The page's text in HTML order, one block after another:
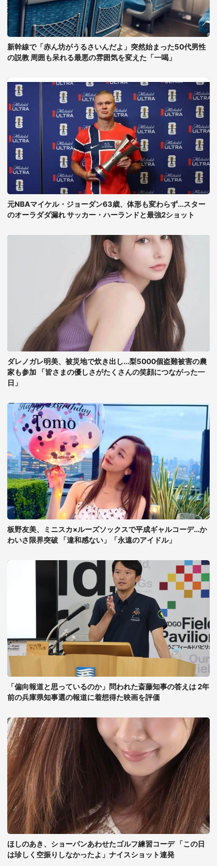
新幹線で「赤ん坊がうるさいんだよ」突然始まった50代男性
の説教 周囲も呆れる最悪の雰囲気を変えた「一喝」
元NBAマイケル・ジョーダン63歳、体形も変わらず...スター
のオーラダダ漏れ サッカー・ハーランドと最強2ショット
ダレノガレ明美、被災地で炊き出し...梨5000個盗難被害の農
家も参加 「皆さまの優しさがたくさんの笑顔につながった一
日」
板野友美、ミニスカ×ルーズソックスで平成ギャルコーデ...か
わいさ限界突破 「違和感ない」「永遠のアイドル」
「偏向報道と思っているのか」問われた斎藤知事の答えは 2年
前の兵庫県知事選の報道に着想得た映画を評価
ほしのあき、ショーパンあわせたゴルフ練習コーデ 「この日
は珍しく空振りしなかったよ」ナイスショット連発